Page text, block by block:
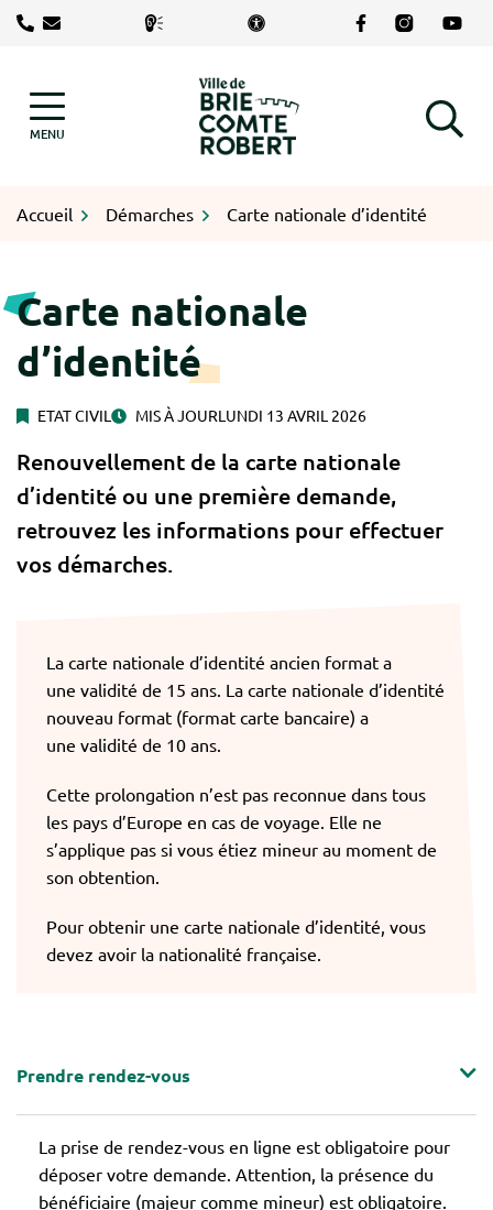
Aller
Lien vers le
Lien vers le
Lien
MENU Logo Brie-Comte-Robert
RECHERCHE
Accueil Démarches Carte nationale d’identité
Carte nationale
d’identité
ETAT CIVIL MIS À JOURLUNDI 13 AVRIL 2026
Renouvellement de la carte nationale
d’identité ou une première demande,
retrouvez les informations pour effectuer
vos démarches.
La carte nationale d’identité ancien format a
une validité de 15 ans. La carte nationale d’identité
nouveau format (format carte bancaire) a
une validité de 10 ans.
Cette prolongation n’est pas reconnue dans tous
les pays d’Europe en cas de voyage. Elle ne
s’applique pas si vous étiez mineur au moment de
son obtention.
Pour obtenir une carte nationale d’identité, vous
devez avoir la nationalité française.
Prendre rendez-vous
La prise de rendez-vous en ligne est obligatoire pour
déposer votre demande. Attention, la présence du
bénéficiaire (majeur comme mineur) est obligatoire.